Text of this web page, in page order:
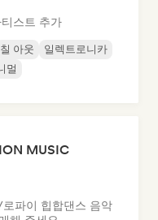
스트 추가
칠 아웃
일렉트로니카
멀
MUSIC
파이 힙합댄스 음악